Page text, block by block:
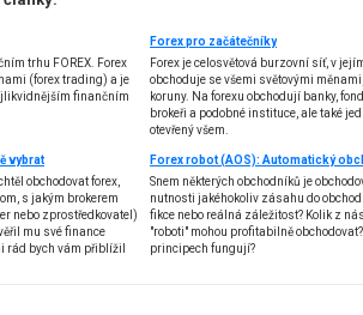
trhu FOREX. Forex
(forex trading) a je
finančním
Forex pro začátečníky
Forex je celosvětová burzovní síť, v
obchoduje se všemi světovými
koruny. Na forexu obchodují banky,
brokeři a podobné instituce, ale také
otevřený všem.
vybrat
obchodovat forex,
s jakým brokerem
nebo zprostředkovatel)
mu své finance
rád bych vám přiblížil
z nich.
Snem některých obchodníků je
nutnosti jakéhokoliv zásahu do
fikce nebo reálná záležitost? Kolik z
"roboti" mohou profitabilně
principech fungují?